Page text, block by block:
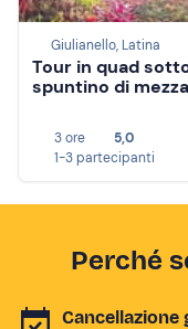
Giulianello, Latina
Tour in quad
spuntino di
3 ore
5,0
1-3 partecipanti
Perché
Cancellazione